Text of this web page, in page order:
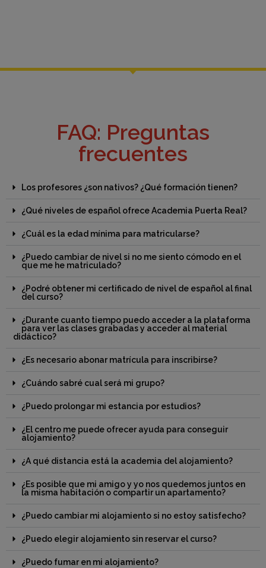
FAQ: Preguntas
frecuentes
Los profesores ¿son nativos? ¿Qué formación tienen?
¿Qué niveles de español ofrece Academia Puerta Real?
¿Cuál es la edad mínima para matricularse?
¿Puedo cambiar de nivel si no me siento cómodo en el
que me he matriculado?
¿Podré obtener mi certificado de nivel de español al final
del curso?
¿Durante cuanto tiempo puedo acceder a la plataforma
para ver las clases grabadas y acceder al material
didáctico?
¿Es necesario abonar matrícula para inscribirse?
¿Cuándo sabré cual será mi grupo?
¿Puedo prolongar mi estancia por estudios?
¿El centro me puede ofrecer ayuda para conseguir
alojamiento?
¿A qué distancia está la academia del alojamiento?
¿Es posible que mi amigo y yo nos quedemos juntos en
la misma habitación o compartir un apartamento?
¿Puedo cambiar mi alojamiento si no estoy satisfecho?
¿Puedo elegir alojamiento sin reservar el curso?
¿Puedo fumar en mi alojamiento?